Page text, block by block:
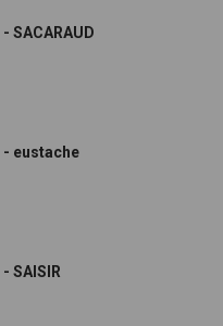
SACARAUD
eustache
SAISIR